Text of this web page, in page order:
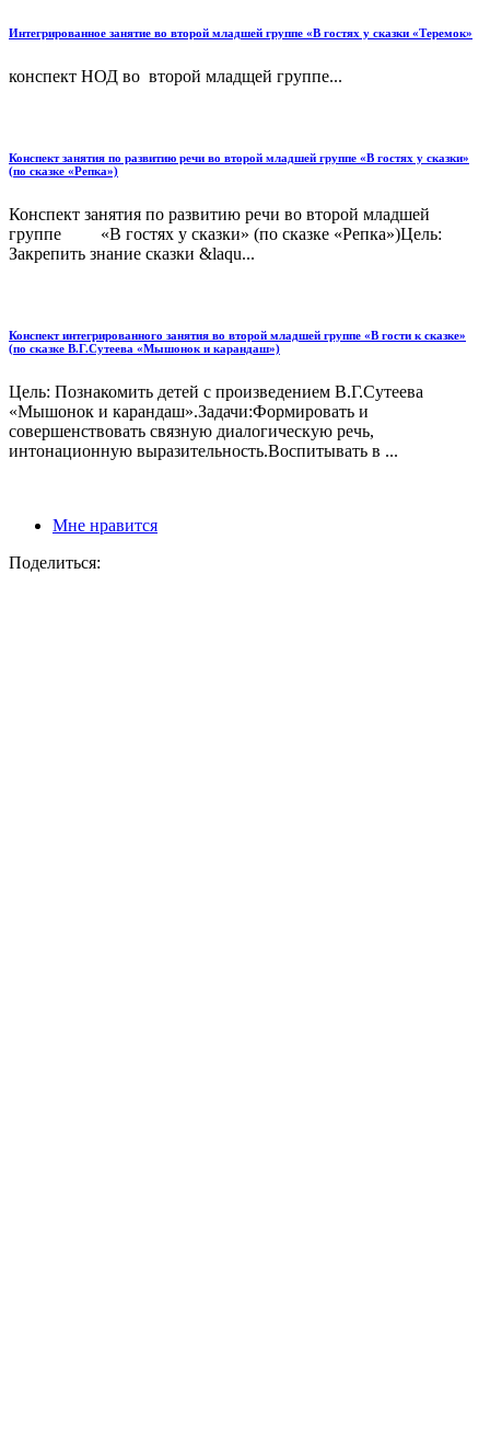
Интегрированное занятие во второй младшей группе «В гостях у сказки «Теремок»
конспект НОД во второй младщей группе...
Конспект занятия по развитию речи во второй младшей группе «В гостях у сказки»
(по сказке «Репка»)
Конспект занятия по развитию речи во второй младшей
группе «В гостях у сказки» (по сказке «Репка»)Цель:
Закрепить знание сказки &laqu...
Конспект интегрированного занятия во второй младшей группе «В гости к сказке»
(по сказке В.Г.Сутеева «Мышонок и карандаш»)
Цель: Познакомить детей с произведением В.Г.Сутеева
«Мышонок и карандаш».Задачи:Формировать и
совершенствовать связную диалогическую речь,
интонационную выразительность.Воспитывать в ...
Мне нравится
Поделиться: